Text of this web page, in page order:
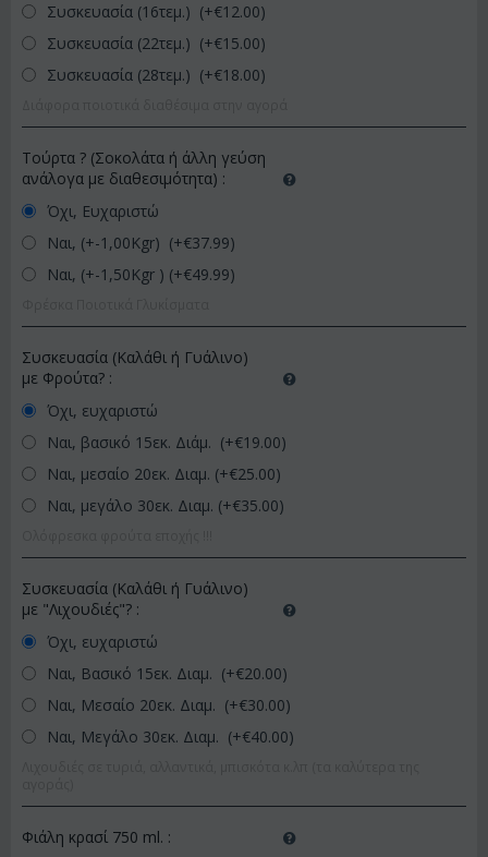
Συσκευασία (16τεμ.) (+€12.00)
Συσκευασία (22τεμ.) (+€15.00)
Συσκευασία (28τεμ.) (+€18.00)
Τούρτα ? (Σοκολάτα ή άλλη γεύση
ανάλογα με διαθεσιμότητα) :
Όχι, Ευχαριστώ
Ναι, (+-1,00Kgr) (+€37.99)
Ναι, (+-1,50Kgr ) (+€49.99)
Συσκευασία (Καλάθι ή Γυάλινο)
με Φρούτα? :
Όχι, ευχαριστώ
Ναι, βασικό 15εκ. Διάμ. (+€19.00)
Ναι, μεσαίο 20εκ. Διαμ. (+€25.00)
Ναι, μεγάλο 30εκ. Διαμ. (+€35.00)
Συσκευασία (Καλάθι ή Γυάλινο)
με "Λιχουδιές"? :
Όχι, ευχαριστώ
Ναι, Βασικό 15εκ. Διαμ. (+€20.00)
Ναι, Μεσαίο 20εκ. Διαμ. (+€30.00)
Ναι, Μεγάλο 30εκ. Διαμ. (+€40.00)
Φιάλη κρασί 750 ml. :